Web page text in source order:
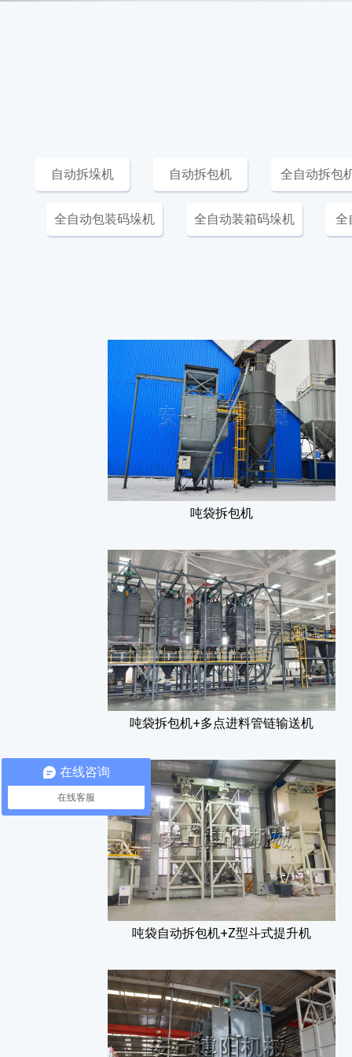
自动拆垛机 自动拆包机 全自动拆包
全自动包装码垛机 全自动装箱码垛机 全
吨袋拆包机
吨袋拆包机+多点进料管链输送机
吨袋自动拆包机+Z型斗式提升机
在线咨询
在线客服